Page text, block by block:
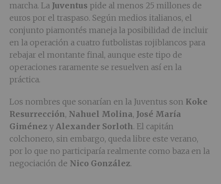
marcha. La Juventus pide al menos 25 millones de
euros por el traspaso. Según medios italianos, el
conjunto piamontés maneja la posibilidad de incluir
en la operación a cuatro futbolistas rojibl­ancos para
rebajar el montante final, aunque este tipo de
operaciones raramente se resuelven así en la
práctica.
Los nombres que sonarían en la Juventus son Koke
Resurrección, Nahuel Molina, José María
Giménezy Alexander Sorloth. El capitán
colchonero, sin embargo, queda libre este verano,
por lo que no participaría realmente como baza en la
negociación de Nico González.